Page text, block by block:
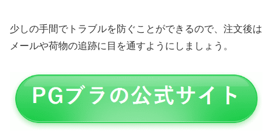
少しの手間でトラブルを防ぐことができるので、注文後は
メールや荷物の追跡に目を通すようにしましょう。